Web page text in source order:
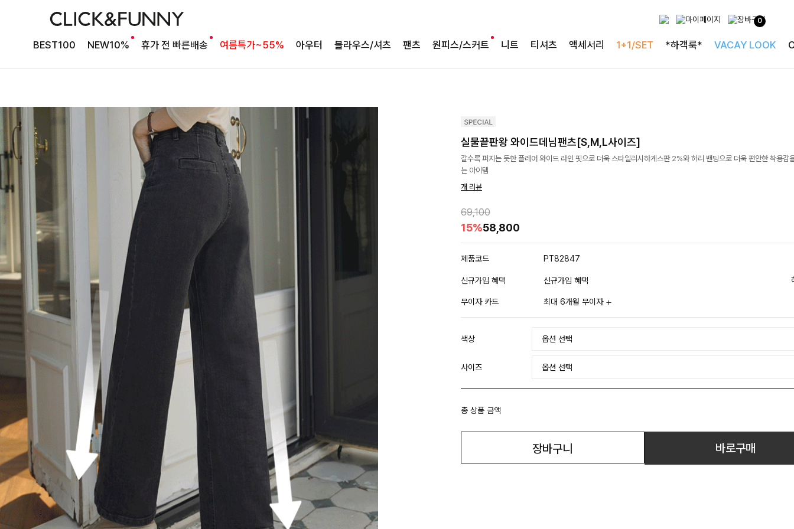
0
BEST100 NEW10% 휴가 전 빠른배송 여름특가~55% 아우터 블라우스/셔츠 팬츠 원피스/스커트 니트 티셔츠 액세서리 1+1/SET *하객룩* VACAY LOOK
실물끝판왕 와이드데님팬츠[S,M,L사이즈]
갈수록 퍼지는 듯한 플레어 와이드 라인 핏으로 더욱 스타일리시하게스판 2%와 허리 밴딩으로 더욱 편안한 착용감
는 아이템
개 리뷰
69,100
15%58,800
제품코드 PT82847
신규가입 혜택 신규가입 혜택
무이자 카드 최대 6개월 무이자
색상
사이즈
총 상품 금액
장바구니 바로구매